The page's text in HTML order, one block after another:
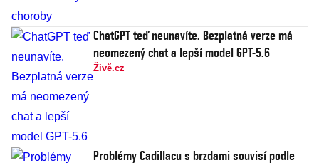
ChatGPT teď neunavíte. Bezplatná verze má
neomezený chat a lepší model GPT-5.6
Živě.cz
Problémy Cadillacu s brzdami souvisí podle